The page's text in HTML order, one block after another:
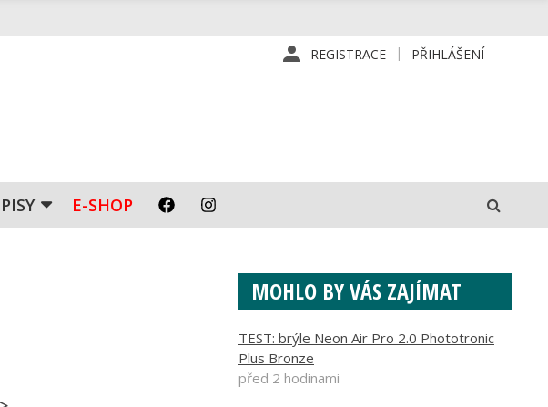
REGISTRACE PŘIHLÁŠENÍ
E-SHOP
MOHLO BY VÁS ZAJÍMAT
TEST: brýle Neon Air Pro 2.0 Phototronic
Plus Bronze
před 2 hodinami